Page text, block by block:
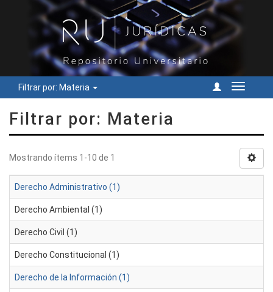
Filtrar por: Materia
Cambiar
Filtrar por: Materia
Mostrando ítems 1-10 de 1
Derecho Administrativo (1)
Derecho Ambiental (1)
Derecho Civil (1)
Derecho Constitucional (1)
Derecho de la Información (1)